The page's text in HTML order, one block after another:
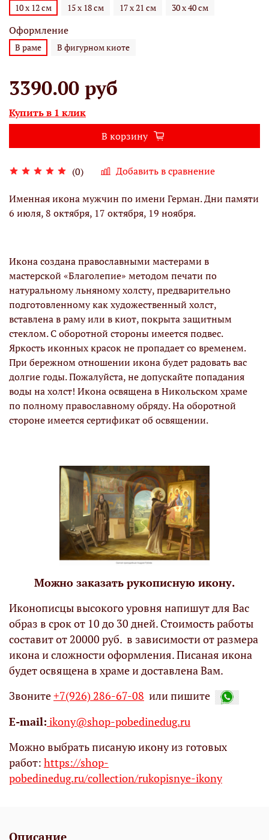
(0) Добавить в сравнение
10 х 12 см 15 х 18 см 17 х 21 см 30 х 40 см
Оформление
В раме В фигурном киоте
3390.00 руб
Купить в 1 клик
В корзину
Именная икона мужчин по имени Герман. Дни памяти
6 июля, 8 октября, 17 октября, 19 ноября.
Икона создана православными мастерами в
мастерской «Благолепие» методом печати по
натуральному льняному холсту, предварительно
подготовленному как художественный холст,
вставлена в раму или в киот, покрыта защитным
стеклом. С оборотной стороны имеется подвес.
Яркость иконных красок не пропадает со временем.
При бережном отношении икона будет радовать вас
долгие годы. Пожалуйста, не допускайте попадания
воды на холст! Икона освящена в Никольском храме
по полному православному обряду. На оборотной
стороне имеется сертификат об освящении.
Можно заказать рукописную икону.
Иконописцы высокого уровня напишут для Вас
образ в срок от 10 до 30 дней. Стоимость работы
составит от 20000 руб. в зависимости от размера
икона и сложности оформления. Писаная икона
будет освящена в храме и доставлена Вам.
Звоните+7(926) 286-67-08 или пишите
Е-mail: ikony@shop-pobedinedug.ru
Можно выбрать писаную икону из готовых
работ: https://shop-
pobedinedug.ru/collection/rukopisnye-ikony
Описание